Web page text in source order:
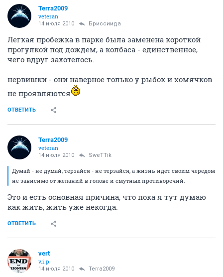
Terra2009
veteran
14 июля 2010 Бриссиида
Легкая пробежка в парке была заменена короткой
прогулкой под дождем, а колбаса - единственное,
чего вдруг захотелось.
нервишки - они наверное только у рыбок и хомячков
не проявляются
ОТВЕТИТЬ
Terra2009
veteran
14 июля 2010 SweTTik
Думай - не думай, терзайся - не терзайся, а жизнь идет своим чередом
не зависимо от желаний в голове и смутных противоречий.
Это и есть основная причина, что пока я тут думаю
как жить, жить уже некогда.
ОТВЕТИТЬ
vert
v.i.p.
14 июля 2010 Terra2009